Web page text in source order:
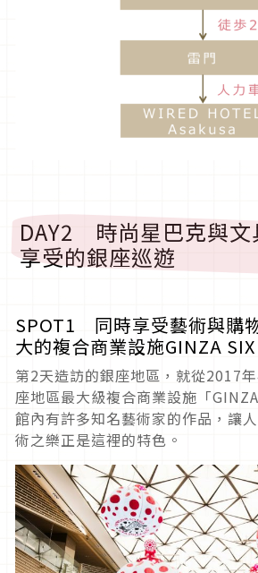
DAY2 時尚星巴克與文
享受的銀座巡遊
SPOT1 同時享受藝術與購
大的複合商業設施GINZA SIX
第2天造訪的銀座地區，就從2017
座地區最大級複合商業設施「
館內有許多知名藝術家的作品，讓
術之樂正是這裡的特色。